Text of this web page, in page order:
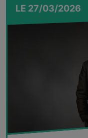
LE 27/03/2026